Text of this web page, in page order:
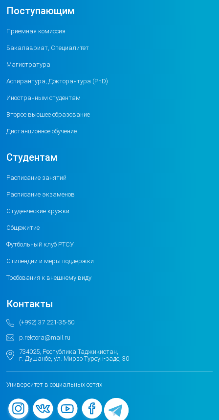
Поступающим
Приемная комиссия
Бакалавриат, Специалитет
Магистратура
Аспирантура, Докторантура (PhD)
Иностранным студентам
Второе высшее образование
Дистанционное обучение
Студентам
Расписание занятий
Расписание экзаменов
Студенческие кружки
Общежитие
Футбольный клуб РТСУ
Стипендии и меры поддержки
Требования к внешнему виду
Контакты
(+992) 37 221-35-50
p.rektora@mail.ru
734025, Республика Таджикистан,
г. Душанбе, ул. Мирзо Турсун-заде, 30
Университет в социальных сетях